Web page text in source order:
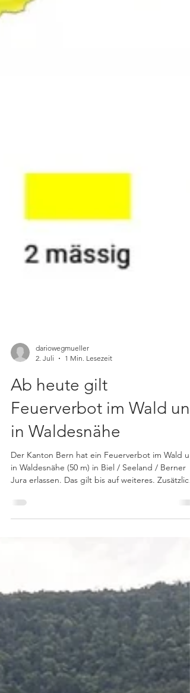
dariowegmueller
2. Juli
1 Min. Lesezeit
Ab heute gilt
Feuerverbot im Wald und
in Waldesnähe
Der Kanton Bern hat ein Feuerverbot im Wald
Jura erlassen. Das gilt bis auf weiteres.
Infos finden Sie unter: